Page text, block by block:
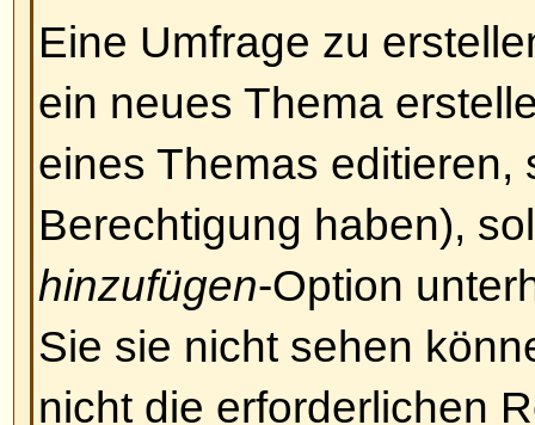
entschließen, den Beitrag zu
komplett zu löschen.
Nach oben
Darf ich Bilder einfügen?
Bilder können tatsächlich im
Allerdings gibt es noch keine
auf das Board hochzuladen.
einem bestehenden Bild
einem für die Öffentlichkeit